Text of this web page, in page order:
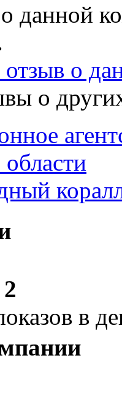
данной
о
о
2
в